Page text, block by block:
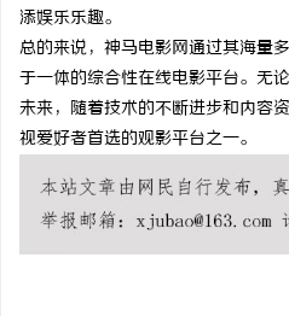
添娱乐乐趣。
总的来说，神马电影网通过其海量
于一体的综合性在线电影平台。无
未来，随着技术的不断进步和内容
视爱好者首选的观影平台之一。
秘！专业充电桩项目软件开发商，究
些行业秘诀？